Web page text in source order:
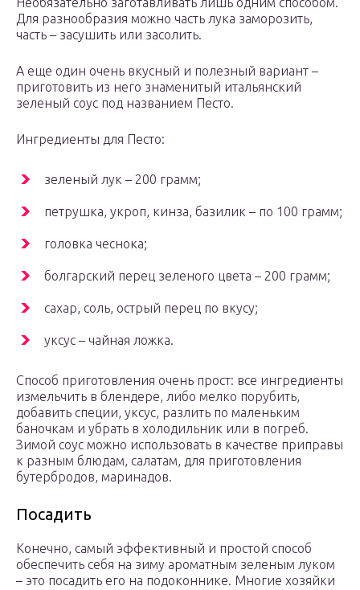
Для разнообразия можно часть лука заморозить,
часть – засушить или засолить.
А еще один очень вкусный и полезный вариант –
приготовить из него знаменитый итальянский
зеленый соус под названием Песто.
Ингредиенты для Песто:
зеленый лук – 200 грамм;
петрушка, укроп, кинза, базилик – по 100 грамм;
головка чеснока;
болгарский перец зеленого цвета – 200 грамм;
сахар, соль, острый перец по вкусу;
уксус – чайная ложка.
Способ приготовления очень прост: все ингредиенты
измельчить в блендере, либо мелко порубить,
добавить специи, уксус, разлить по маленьким
баночкам и убрать в холодильник или в погреб.
Зимой соус можно использовать в качестве приправы
к разным блюдам, салатам, для приготовления
бутербродов, маринадов.
Посадить
Конечно, самый эффективный и простой способ
обеспечить себя на зиму ароматным зеленым луком
– это посадить его на подоконнике. Многие хозяйки